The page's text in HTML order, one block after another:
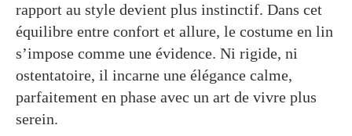
rapport au style devient plus instinctif. Dans cet
équilibre entre confort et allure, le costume en lin
s’impose comme une évidence. Ni rigide, ni
ostentatoire, il incarne une élégance calme,
parfaitement en phase avec un art de vivre plus
serein.